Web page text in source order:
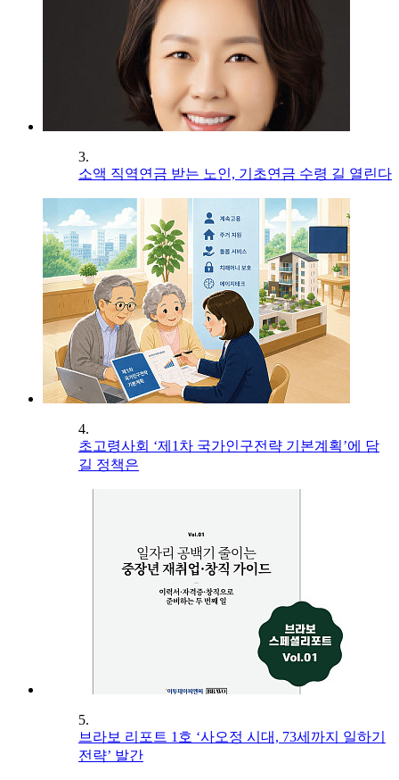
3.
소액 직역연금 받는 노인, 기초연금 수령 길 열린다
4.
초고령사회 ‘제1차 국가인구전략 기본계획’에 담
길 정책은
5.
브라보 리포트 1호 ‘사오정 시대, 73세까지 일하기
전략’ 발간